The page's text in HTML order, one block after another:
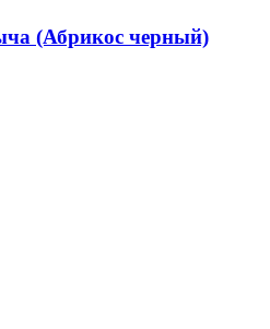
(Абрикос черный)